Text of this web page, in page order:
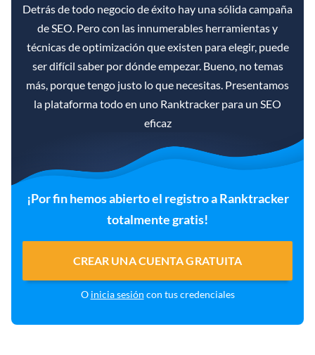
Detrás de todo negocio de éxito hay una sólida campaña
de SEO. Pero con las innumerables herramientas y
técnicas de optimización que existen para elegir, puede
ser difícil saber por dónde empezar. Bueno, no temas
más, porque tengo justo lo que necesitas. Presentamos
la plataforma todo en uno Ranktracker para un SEO
eficaz
¡Por fin hemos abierto el registro a Ranktracker
totalmente gratis!
CREAR UNA CUENTA GRATUITA
O inicia sesión con tus credenciales